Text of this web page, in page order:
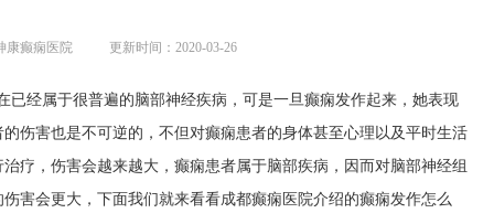
康癫痫医院 更新时间：2020-03-26
已经属于很普遍的脑部神经疾病，可是一旦癫痫发作起来，她表现
伤害也是不可逆的，不但对癫痫患者的身体甚至心理以及平时生活
疗，伤害会越来越大，癫痫患者属于脑部疾病，因而对脑部神经组
害会更大，下面我们就来看看成都癫痫医院介绍的癫痫发作怎么